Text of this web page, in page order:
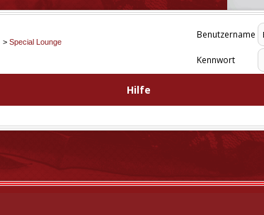
> Special Lounge
Benutzername
Kennwort
Hilfe